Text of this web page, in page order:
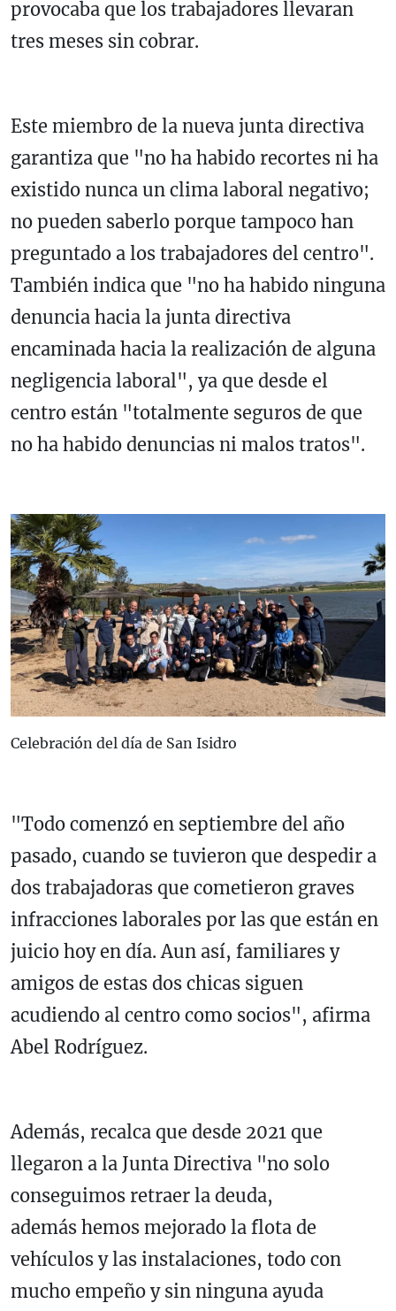
provocaba que los trabajadores llevaran
tres meses sin cobrar.
Este miembro de la nueva junta directiva
garantiza que "no ha habido recortes ni ha
existido nunca un clima laboral negativo;
no pueden saberlo porque tampoco han
preguntado a los trabajadores del centro".
También indica que "no ha habido ninguna
denuncia hacia la junta directiva
encaminada hacia la realización de alguna
negligencia laboral", ya que desde el
centro están "totalmente seguros de que
no ha habido denuncias ni malos tratos".
Celebración del día de San Isidro
"Todo comenzó en septiembre del año
pasado, cuando se tuvieron que despedir a
dos trabajadoras que cometieron graves
infracciones laborales por las que están en
juicio hoy en día. Aun así, familiares y
amigos de estas dos chicas siguen
acudiendo al centro como socios", afirma
Abel Rodríguez.
Además, recalca que desde 2021 que
llegaron a la Junta Directiva "no solo
conseguimos retraer la deuda,
además hemos mejorado la flota de
vehículos y las instalaciones, todo con
mucho empeño y sin ninguna ayuda